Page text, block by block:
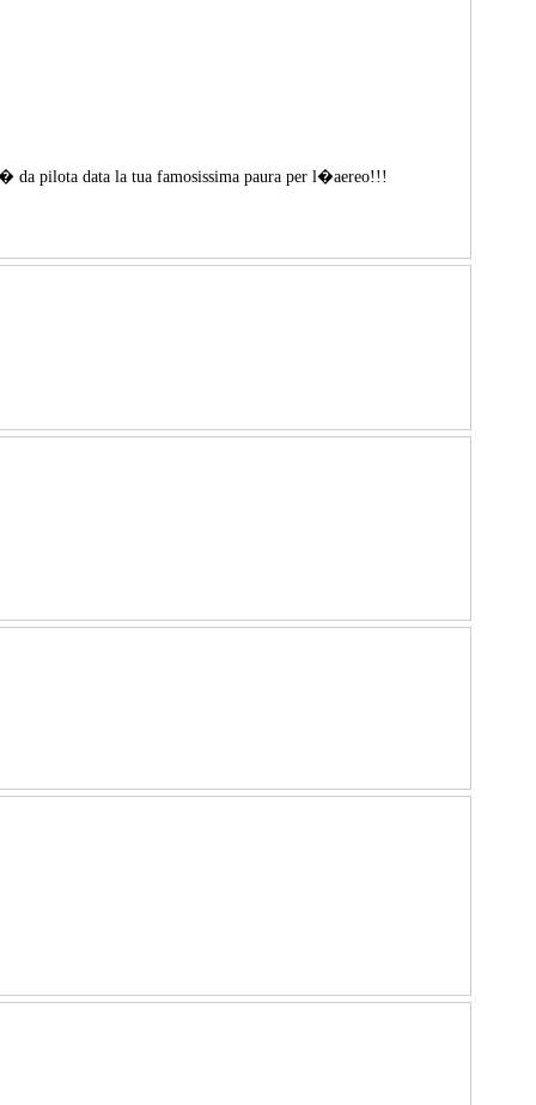
da pilota data la tua famosissima paura per l�aereo!!!